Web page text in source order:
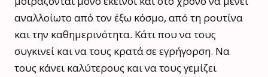
αναλλοίωτο από τον έξω κόσμο, από τη ρουτίνα
και την καθημερινότητα. Κάτι που να τους
συγκινεί και να τους κρατά σε εγρήγορση. Να
τους κάνει καλύτερους και να τους γεμίζει